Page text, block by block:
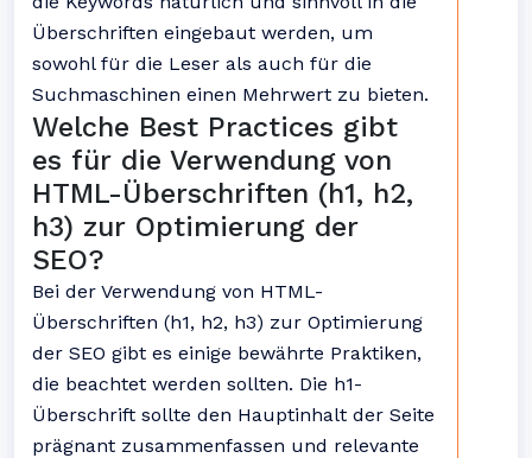
Überschriften eingebaut werden, um
sowohl für die Leser als auch für die
Suchmaschinen einen Mehrwert zu bieten.
Welche Best Practices gibt
es für die Verwendung von
HTML-Überschriften (h1, h2,
h3) zur Optimierung der
SEO?
Bei der Verwendung von HTML-
Überschriften (h1, h2, h3) zur Optimierung
der SEO gibt es einige bewährte Praktiken,
die beachtet werden sollten. Die h1-
Überschrift sollte den Hauptinhalt der Seite
prägnant zusammenfassen und relevante